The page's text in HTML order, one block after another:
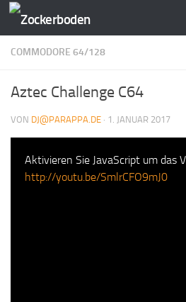
Zum Inhalt springen
COMMODORE 64/128
Aztec Challenge C64
VON DJ@PARAPPA.DE · 1. JANUAR 2017
Aktivieren Sie JavaScript um das
http://youtu.be/SmlrCFO9mJ0